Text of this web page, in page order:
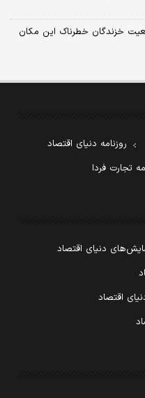
خزندگان خطرناک این مکان
روزنامه دنیای اقتصاد
تجارت فردا
دنیای اقتصاد
اقتصاد